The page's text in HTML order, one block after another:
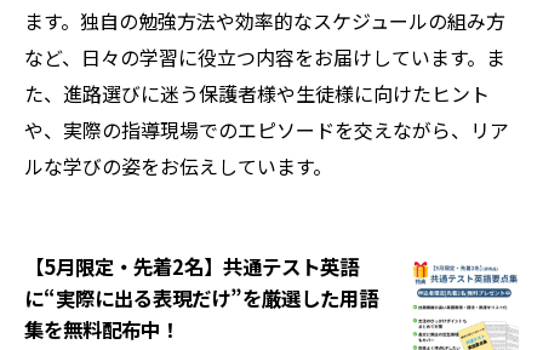
ます。独自の勉強方法や効率的なスケジュールの組み方
など、日々の学習に役立つ内容をお届けしています。ま
た、進路選びに迷う保護者様や生徒様に向けたヒント
や、実際の指導現場でのエピソードを交えながら、リア
ルな学びの姿をお伝えしています。
【5月限定・先着2名】共通テスト英語
に“実際に出る表現だけ”を厳選した用語
集を無料配布中！